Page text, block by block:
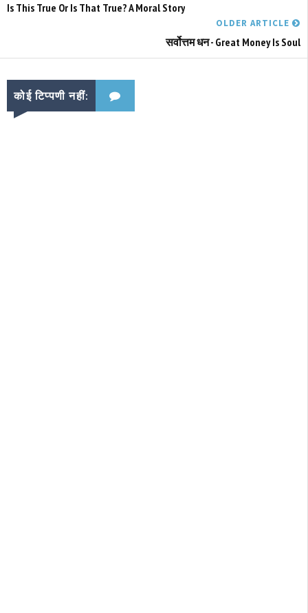
Is This True Or Is That True? A Moral Story
OLDER ARTICLE
सर्वोत्तम धन - Great Money Is Soul
कोई टिप्पणी नहीं: